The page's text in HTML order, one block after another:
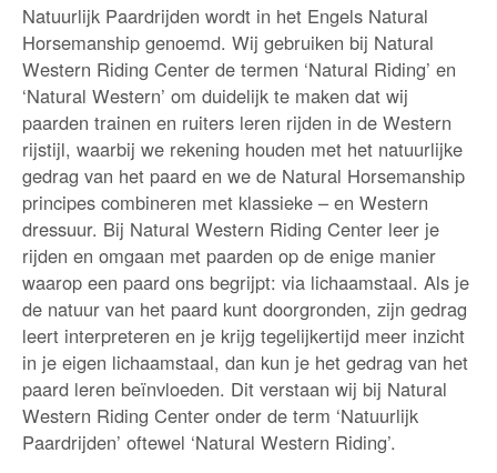
Natuurlijk Paardrijden wordt in het Engels Natural
Horsemanship genoemd. Wij gebruiken bij Natural
Western Riding Center de termen ‘Natural Riding’ en
‘Natural Western’ om duidelijk te maken dat wij
paarden trainen en ruiters leren rijden in de Western
rijstijl, waarbij we rekening houden met het natuurlijke
gedrag van het paard en we de Natural Horsemanship
principes combineren met klassieke – en Western
dressuur. Bij Natural Western Riding Center leer je
rijden en omgaan met paarden op de enige manier
waarop een paard ons begrijpt: via lichaamstaal. Als je
de natuur van het paard kunt doorgronden, zijn gedrag
leert interpreteren en je krijg tegelijkertijd meer inzicht
in je eigen lichaamstaal, dan kun je het gedrag van het
paard leren beïnvloeden. Dit verstaan wij bij Natural
Western Riding Center onder de term ‘Natuurlijk
Paardrijden’ oftewel ‘Natural Western Riding’.